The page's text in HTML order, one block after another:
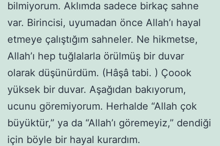
bilmiyorum. Aklımda sadece birkaç sahne
var. Birincisi, uyumadan önce Allah’ı hayal
etmeye çalıştığım sahneler. Ne hikmetse,
Allah’ı hep tuğlalarla örülmüş bir duvar
olarak düşünürdüm. (Hâşâ tabi. ) Çoook
yüksek bir duvar. Aşağıdan bakıyorum,
ucunu göremiyorum. Herhalde “Allah çok
büyüktür,” ya da “Allah’ı göremeyiz,” dendiği
için böyle bir hayal kurardım.